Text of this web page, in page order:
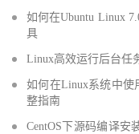
如何在Ubuntu Linux
具
Linux高效运行后台任
如何在Linux系统中使
整指南
CentOS下源码编译安